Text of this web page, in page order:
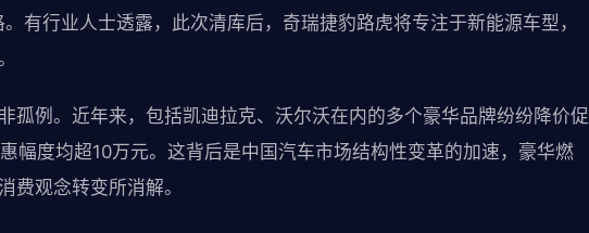
有行业人士透露，此次清库后，奇瑞捷豹路虎将专注于新能源车型，
孤例。近年来，包括凯迪拉克、沃尔沃在内的多个豪华品牌纷纷降价促
幅度均超10万元。这背后是中国汽车市场结构性变革的加速，豪华燃
费观念转变所消解。